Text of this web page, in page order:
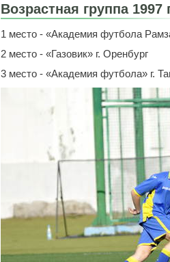
Возрастная группа
1 место - «Академия футбола
2 место - «Газовик» г. Оренбург
3 место - «Академия футбола» г.